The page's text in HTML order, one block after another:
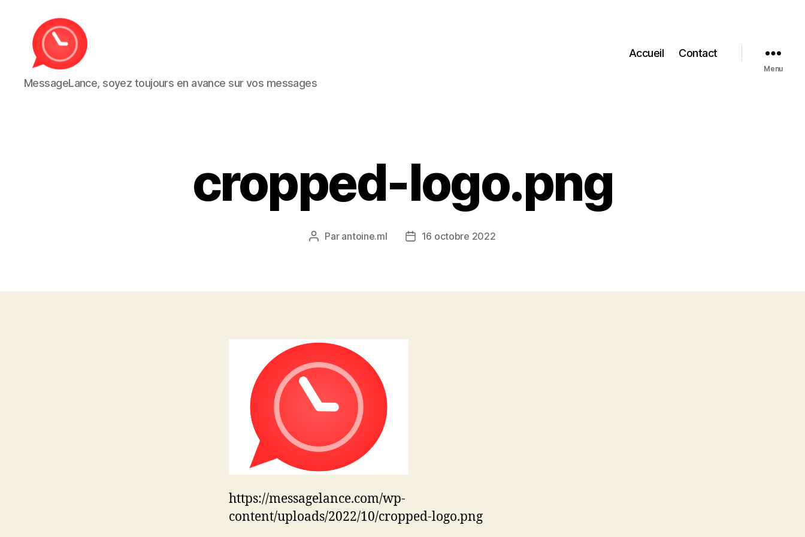
MessageLance
MessageLance, soyez toujours en avance sur vos messages
Accueil Contact
Menu
cropped-logo.png
Auteur
Par antoine.ml
Date16 octobre 2022
https://messagelance.com/wp-
content/uploads/2022/10/cropped-logo.png